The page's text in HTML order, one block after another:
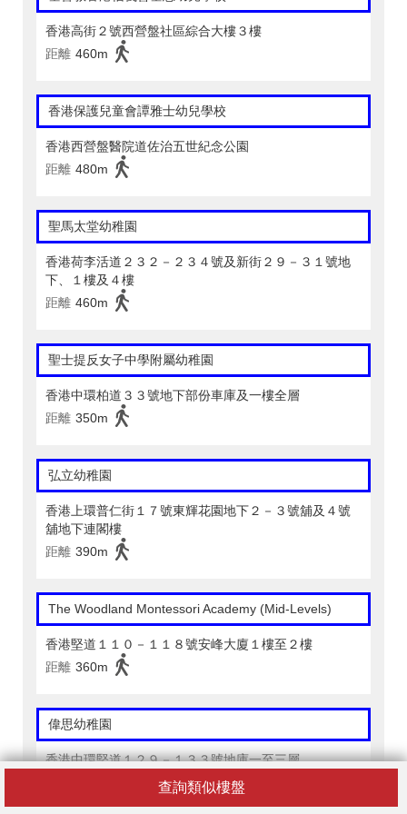
查詢類似樓盤
香港高街２號西營盤社區綜合大樓３樓
距離 460m
香港保護兒童會譚雅士幼兒學校
香港西營盤醫院道佐治五世紀念公園
距離 480m
聖馬太堂幼稚園
香港荷李活道２３２－２３４號及新街２９－３１號地
下、１樓及４樓
距離 460m
聖士提反女子中學附屬幼稚園
香港中環柏道３３號地下部份車庫及一樓全層
距離 350m
弘立幼稚園
香港上環普仁街１７號東輝花園地下２－３號舖及４號
舖地下連閣樓
距離 390m
The Woodland Montessori Academy (Mid-Levels)
香港堅道１１０－１１８號安峰大廈１樓至２樓
距離 360m
偉思幼稚園
香港中環堅道１２９－１３３號地庫一至三層